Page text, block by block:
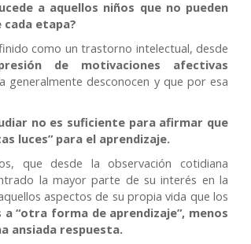
a aquellos niños que no pueden
cada etapa?
como un trastorno intelectual, desde
de motivaciones afectivas
generalmente desconocen y que por esa
no es suficiente para afirmar que
luces” para el aprendizaje.
que desde la observación cotidiana
la mayor parte de su interés en la
aspectos de su propia vida que los
“otra forma de aprendizaje”, menos
ansiada respuesta.